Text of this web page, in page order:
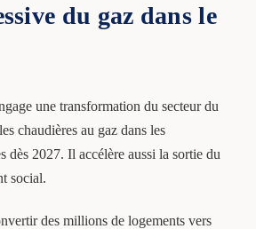
du gaz dans le
une transformation du secteur du
chaudières au gaz dans les
dès 2027. Il accélère aussi la sortie du
social.
des millions de logements vers